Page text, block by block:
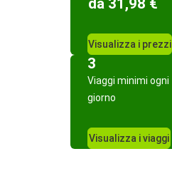
da 31,98 €
Visualizza i prezzi
3
Viaggi minimi ogni
giorno
Visualizza i viaggi